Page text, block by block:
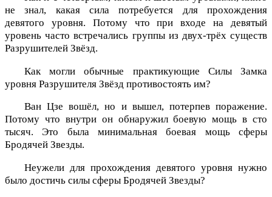
не знал, какая сила потребуется для прохождения
девятого уровня. Потому что при входе на девятый
уровень часто встречались группы из двух-трёх существ
Разрушителей Звёзд.
Как могли обычные практикующие Силы Замка
уровня Разрушителя Звёзд противостоять им?
Ван Цзе вошёл, но и вышел, потерпев поражение.
Потому что внутри он обнаружил боевую мощь в сто
тысяч. Это была минимальная боевая мощь сферы
Бродячей Звезды.
Неужели для прохождения девятого уровня нужно
было достичь силы сферы Бродячей Звезды?